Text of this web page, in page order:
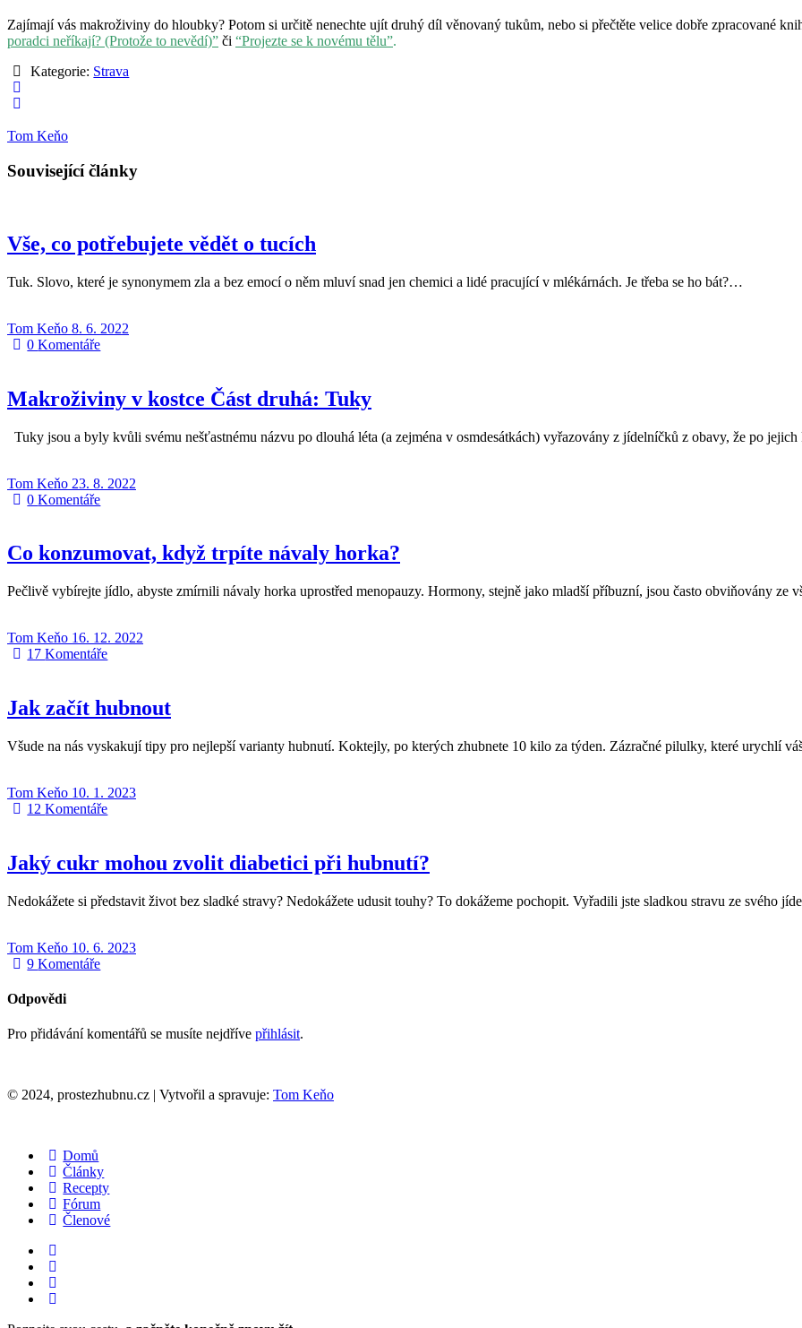
Zajímají vás makroživiny do hloubky? Potom si určitě nenechte ujít druhý díl věnovaný tukům, nebo si přečtěte velice dobře zpracované
poradci neříkají? (Protože to nevědí)” či “Projezte se k novému tělu”.
Kategorie: Strava
Tom Keňo
Související články
Vše, co potřebujete vědět o tucích
Tuk. Slovo, které je synonymem zla a bez emocí o něm mluví snad jen chemici a lidé pracující v mlékárnách. Je třeba se ho bát?…
Tom Keňo 8. 6. 2022
0Komentáře
Makroživiny v kostce Část druhá: Tuky
Tuky jsou a byly kvůli svému nešťastnému názvu po dlouhá léta (a zejména v osmdesátkách) vyřazovány z jídelníčků z obavy, že po
Tom Keňo 23. 8. 2022
0Komentáře
Co konzumovat, když trpíte návaly horka?
Pečlivě vybírejte jídlo, abyste zmírnili návaly horka uprostřed menopauzy. Hormony, stejně jako mladší příbuzní, jsou často obviňovány ze
Tom Keňo 16. 12. 2022
17Komentáře
Jak začít hubnout
Všude na nás vyskakují tipy pro nejlepší varianty hubnutí. Koktejly, po kterých zhubnete 10 kilo za týden. Zázračné pilulky, které urychlí
Tom Keňo 10. 1. 2023
12Komentáře
Jaký cukr mohou zvolit diabetici při hubnutí?
Nedokážete si představit život bez sladké stravy? Nedokážete udusit touhy? To dokážeme pochopit. Vyřadili jste sladkou stravu ze svého
Tom Keňo 10. 6. 2023
9Komentáře
Odpovědi
Pro přidávání komentářů se musíte nejdříve přihlásit.
© 2024, prostezhubnu.cz | Vytvořil a spravuje: Tom Keňo
Domů
Články
Recepty
Fórum
Členové